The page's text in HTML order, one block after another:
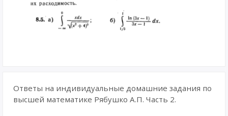
Ответы на индивидуальные домашние задания по
высшей математике Рябушко А.П. Часть 2.